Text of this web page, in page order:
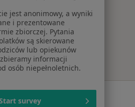
Najpopularniejsze
jest anonimowy, a wyniki
i prezentowane
zbiorczej. Pytania
są skierowane
lub opiekunów
informacji
osób niepełnoletnich.
survey